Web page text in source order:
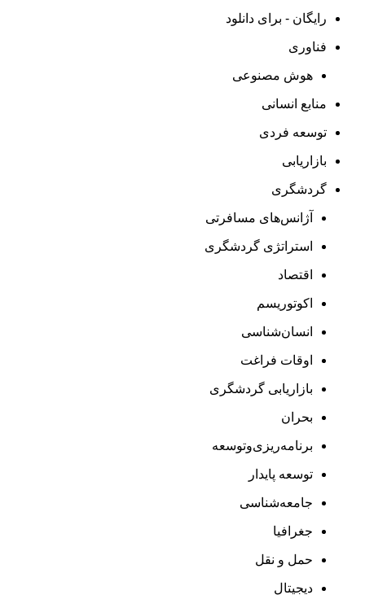
رایگان - برای دانلود
فناوری
هوش مصنوعی
منابع انسانی
توسعه فردی
بازاریابی
گردشگری
آژانس‌های مسافرتی
استراتژی گردشگری
اقتصاد
اکوتوریسم
انسان‌شناسی
اوقات فراغت
بازاریابی گردشگری
بحران
برنامه‌ریزی‌وتوسعه
توسعه پایدار
جامعه‌شناسی
جغرافیا
حمل و نقل
دیجیتال